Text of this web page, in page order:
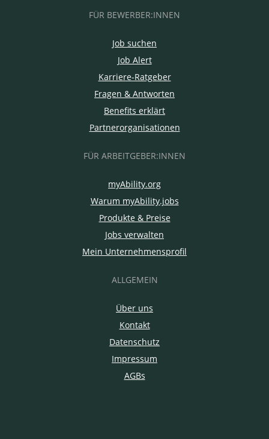
FÜR BEWERBER:INNEN
Job suchen
Job Alert
Karriere-Ratgeber
Fragen & Antworten
Benefits erklärt
Partnerorganisationen
FÜR ARBEITGEBER:INNEN
myAbility.org
Warum myAbility.jobs
Produkte & Preise
Jobs verwalten
Mein Unternehmensprofil
ALLGEMEIN
Über uns
Kontakt
Datenschutz
Impressum
AGBs